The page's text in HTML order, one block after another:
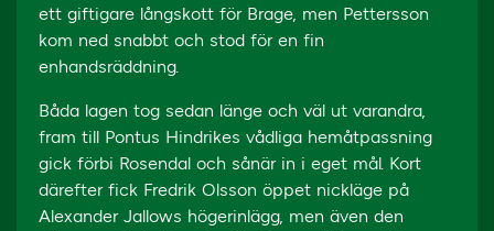
ett giftigare långskott för Brage, men Pettersson
kom ned snabbt och stod för en fin
enhandsräddning.
Båda lagen tog sedan länge och väl ut varandra,
fram till Pontus Hindrikes vådliga hemåtpassning
gick förbi Rosendal och sånär in i eget mål. Kort
därefter fick Fredrik Olsson öppet nickläge på
Alexander Jallows högerinlägg, men även den